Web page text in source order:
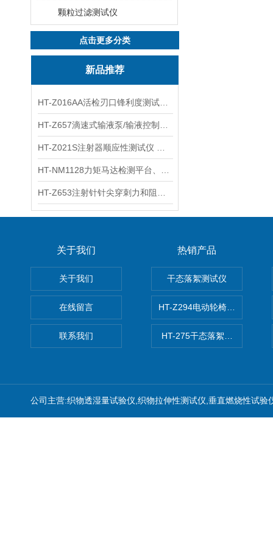
颗粒过滤测试仪
点击更多分类
新品推荐
关于我们
关于我们
在线留言
联系我们
热销产品
干态落絮测试仪
HT-Z294电动轮椅车耗电量测
HT-275干态落絮测试仪
公司主营:织物透湿量试验仪,织物拉伸性测试仪,垂直燃烧性试验